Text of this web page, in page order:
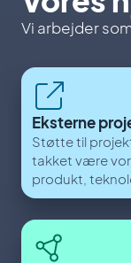
Vi arbejder
Eksterne
Støtte til
takket være
produkt,